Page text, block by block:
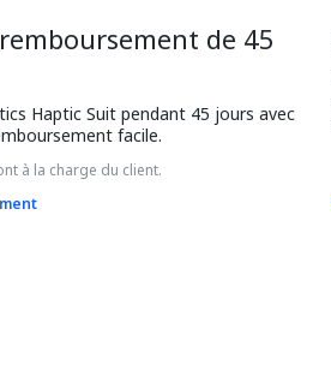
de 45
Haptic Suit pendant 45 jours avec
facile.
à la charge du client.